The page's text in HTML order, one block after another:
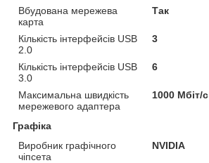
Вбудована мережева
карта
Так
Кількість інтерфейсів USB
2.0
3
Кількість інтерфейсів USB
3.0
6
Максимальна швидкість
мережевого адаптера
1000 Мбіт/с
Графіка
Виробник графічного
чіпсета
NVIDIA